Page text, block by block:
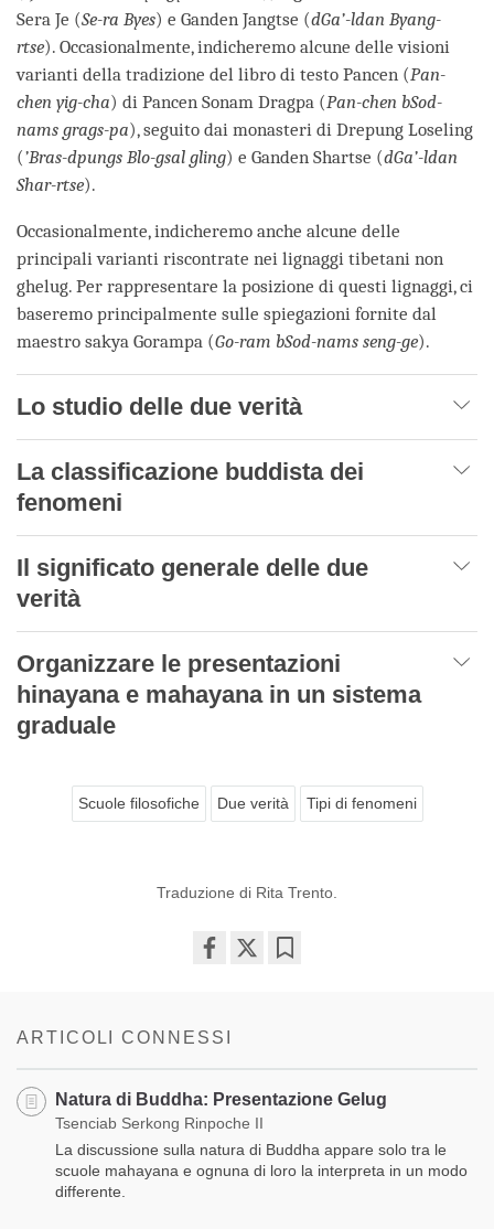
Sera Je (Se-ra Byes) e Ganden Jangtse (dGa’-ldan Byang-
rtse). Occasionalmente, indicheremo alcune delle visioni
varianti della tradizione del libro di testo Pancen (Pan-
chen yig-cha) di Pancen Sonam Dragpa (Pan-chen bSod-
nams grags-pa), seguito dai monasteri di Drepung Loseling
(’Bras-dpungs Blo-gsal gling) e Ganden Shartse (dGa’-ldan
Shar-rtse).
Occasionalmente, indicheremo anche alcune delle
principali varianti riscontrate nei lignaggi tibetani non
ghelug. Per rappresentare la posizione di questi lignaggi, ci
baseremo principalmente sulle spiegazioni fornite dal
maestro sakya Gorampa (Go-ram bSod-nams seng-ge).
Lo studio delle due verità
La classificazione buddista dei
fenomeni
Il significato generale delle due
verità
Organizzare le presentazioni
hinayana e mahayana in un sistema
graduale
Scuole filosofiche Due verità Tipi di fenomeni
Traduzione di Rita Trento.
ARTICOLI CONNESSI
Natura di Buddha: Presentazione Gelug
Tsenciab Serkong Rinpoche II
La discussione sulla natura di Buddha appare solo tra le
scuole mahayana e ognuna di loro la interpreta in un modo
differente.